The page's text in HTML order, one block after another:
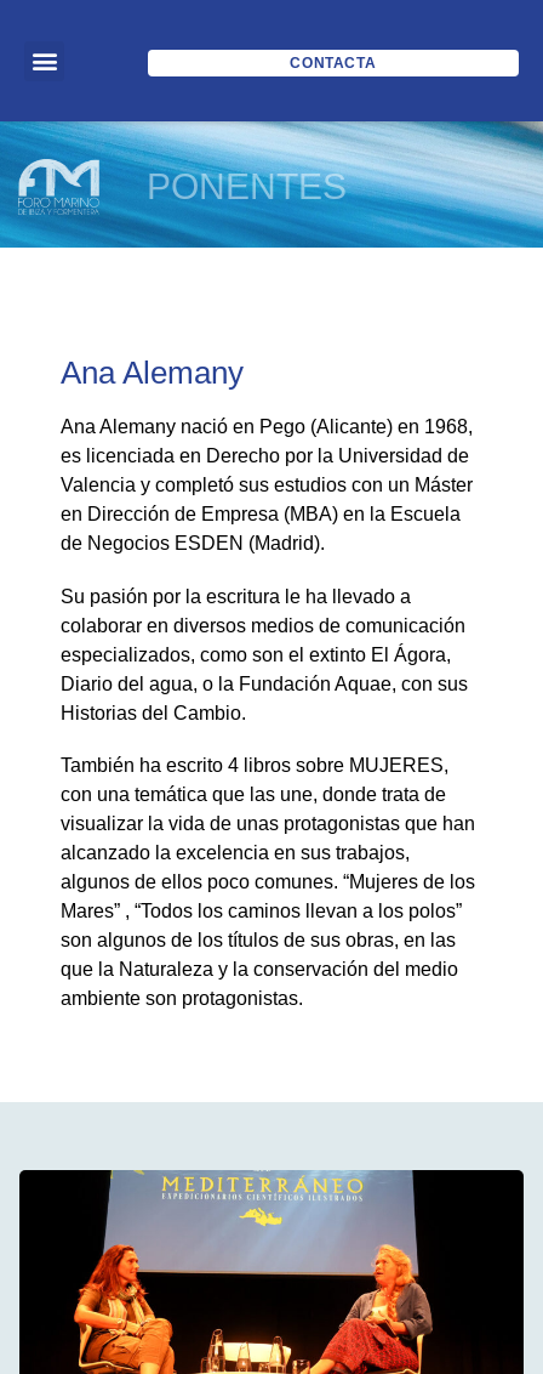
CONTACTA
PONENTES
Ana Alemany
Ana Alemany nació en Pego (Alicante) en 1968,
es licenciada en Derecho por la Universidad de
Valencia y completó sus estudios con un Máster
en Dirección de Empresa (MBA) en la Escuela
de Negocios ESDEN (Madrid).
Su pasión por la escritura le ha llevado a
colaborar en diversos medios de comunicación
especializados, como son el extinto El Ágora,
Diario del agua, o la Fundación Aquae, con sus
Historias del Cambio.
También ha escrito 4 libros sobre MUJERES,
con una temática que las une, donde trata de
visualizar la vida de unas protagonistas que han
alcanzado la excelencia en sus trabajos,
algunos de ellos poco comunes. “Mujeres de los
Mares” , “Todos los caminos llevan a los polos”
son algunos de los títulos de sus obras, en las
que la Naturaleza y la conservación del medio
ambiente son protagonistas.